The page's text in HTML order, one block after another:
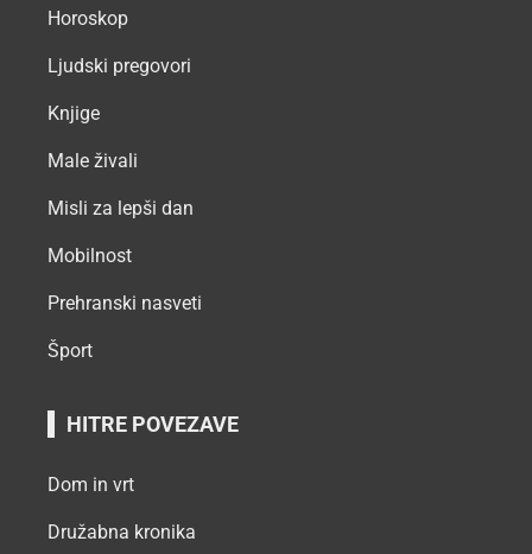
Horoskop
Ljudski pregovori
Knjige
Male živali
Misli za lepši dan
Mobilnost
Prehranski nasveti
Šport
HITRE POVEZAVE
Dom in vrt
Družabna kronika